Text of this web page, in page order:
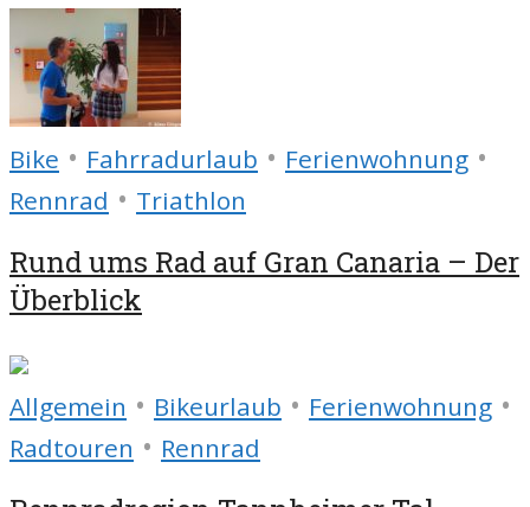
Bike • Fahrradurlaub • Ferienwohnung •
Rennrad • Triathlon
Rund ums Rad auf Gran Canaria – Der
Überblick
Allgemein • Bikeurlaub • Ferienwohnung •
Radtouren • Rennrad